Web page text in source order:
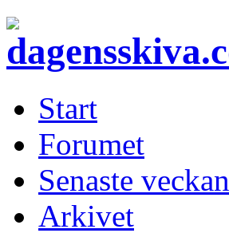
Start
Forumet
Senaste veckan
Arkivet